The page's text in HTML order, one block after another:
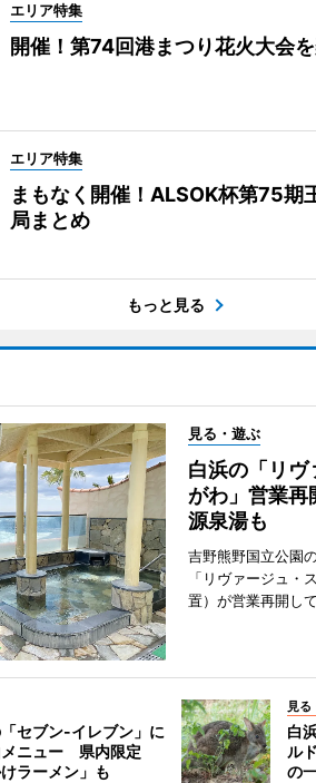
エリア特集
開催！第74回港まつり花火大会を
エリア特集
まもなく開催！ALSOK杯第75期
局まとめ
もっと見る
見る・遊ぶ
白浜の「リヴ
がわ」営業
源泉湯も
吉野熊野国立公園
「リヴァージュ・
置）が営業再開し
セブン-イレブン」に
ニュー 県内限定
けラーメン」も
見る
白
ル
の